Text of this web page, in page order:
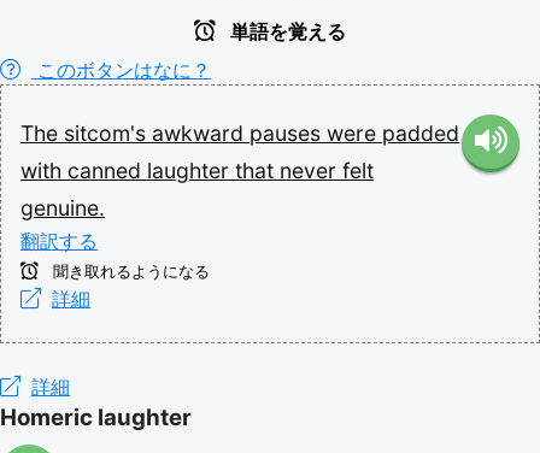
単語を覚える
このボタンはなに？
The sitcom's awkward pauses were padded
with canned laughter that never felt
genuine.
翻訳する
聞き取れるようになる
詳細
詳細
Homeric laughter